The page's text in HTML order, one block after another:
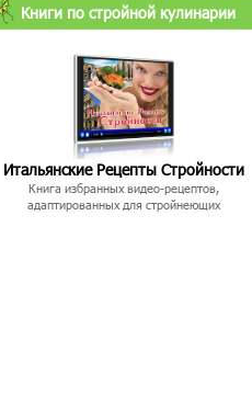
Книги по стройной кулинарии
Итальянские Рецепты Стройности
Книга избранных видео-рецептов,
адаптированных для стройнеющих